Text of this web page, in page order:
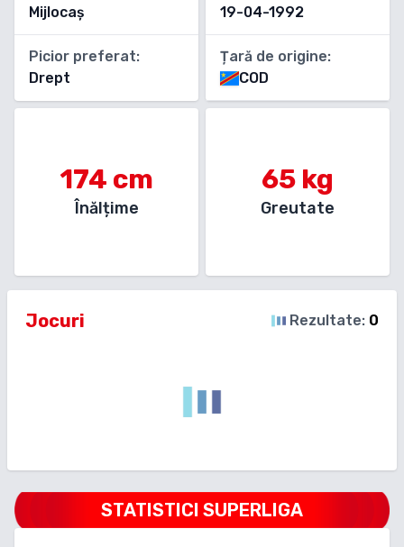
Mijlocaș
Picior preferat:
Drept
19-04-1992
Țară de origine:
COD
174 cm
Înălțime
65 kg
Greutate
Jocuri Rezultate: 0
STATISTICI SUPERLIGA